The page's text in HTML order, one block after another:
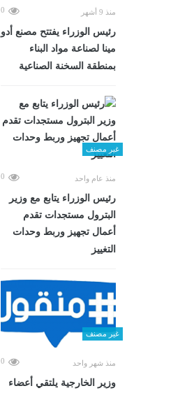
منذ 9 أشهر 0
رئيس الوزراء يفتتح مصنع أدو
مينا لصناعة مواد البناء
بمنطقة السخنة الصناعية
غير مصنف
منذ عام واحد 0
رئيس الوزراء يتابع مع وزير
البترول مستجدات تقدم
أعمال تجهيز وربط وحدات
التغييز
غير مصنف
منذ شهر واحد 0
وزير الخارجية يلتقي أعضاء